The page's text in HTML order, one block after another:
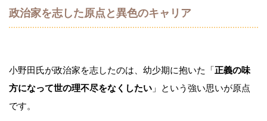
政治家を志した原点と異色のキャリア
小野田氏が政治家を志したのは、幼少期に抱いた「正義の味
方になって世の理不尽をなくしたい 」という強い思いが原点
です。